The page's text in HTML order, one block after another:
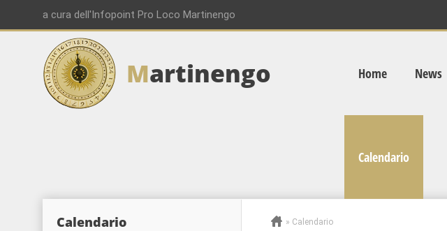
a cura dell'Infopoint Pro Loco Martinengo
Martinengo Home News
Calendario
» Calendario
Calendario